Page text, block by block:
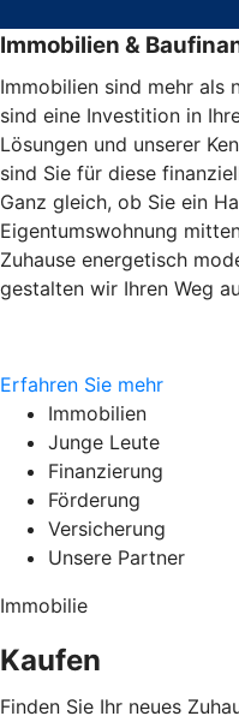
Immobilien &
Immobilien sind mehr als
sind eine Investition in
Lösungen und unserer
sind Sie für diese
Ganz gleich, ob Sie ein
Eigentumswohnung
Zuhause energetisch
gestalten wir Ihren Weg
Erfahren Sie mehr
Immobilien
Junge Leute
Finanzierung
Förderung
Versicherung
Unsere Partner
Immobilie
Kaufen
Finden Sie Ihr neues